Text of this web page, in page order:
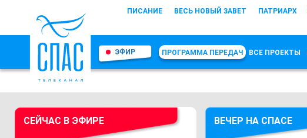
ПИСАНИЕ ВЕСЬ НОВЫЙ ЗАВЕТ ПАТРИАРХ
ЭФИР ПРОГРАММА ПЕРЕДАЧ ВСЕ ПРОЕКТЫ
СЕЙЧАС В ЭФИРЕ ВЕЧЕР НА СПАСЕ